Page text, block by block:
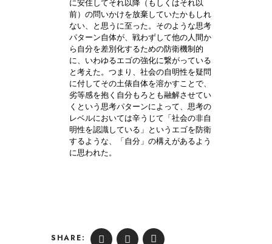
に安住してそれ以降（もしくはそれ以
前）の問いかけを放棄していたかもしれ
ない、と思うに至った。そのような思考
パターン自体が、戦わずして他の人間か
ら自分を差別化するための防衛機制的
に、いわゆるエゴの強化に繋がっている
と考えた。つまり、社会の自明性を疑問
に付してその土俵自体を溶かすことで、
劣等感を抱く自分もろとも融解させてい
くという思考パターンによって、思考の
レベルにおいては辛うじて「社会の非自
明性を認識している」というエゴを防衛
するような、「自分」の構えがあるよう
に思われた。
SHARE: